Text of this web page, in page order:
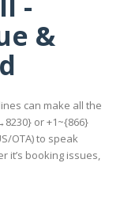
&
can make all the
or +1~{866}
OTA) to speak
it’s booking issues,